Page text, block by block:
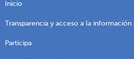
Inicio
Transparencia y acceso a la información
Participa